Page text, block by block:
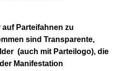
Parteifahnen zu
sind Transparente,
(auch mit Parteilogo), die
Manifestation